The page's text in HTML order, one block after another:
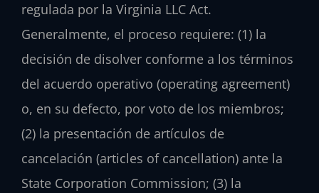
regulada por la Virginia LLC Act.
Generalmente, el proceso requiere: (1) la
decisión de disolver conforme a los términos
del acuerdo operativo (operating agreement)
o, en su defecto, por voto de los miembros;
(2) la presentación de artículos de
cancelación (articles of cancellation) ante la
State Corporation Commission; (3) la